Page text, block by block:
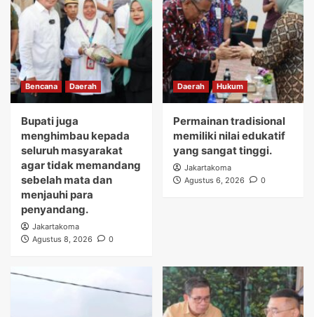
Bencana Daerah
Bupati juga
menghimbau kepada
seluruh masyarakat
agar tidak memandang
sebelah mata dan
menjauhi para
penyandang.
Jakartakoma
Agustus 8, 2026
0
Daerah Hukum
Permainan tradisional
memiliki nilai edukatif
yang sangat tinggi.
Jakartakoma
Agustus 6, 2026
0